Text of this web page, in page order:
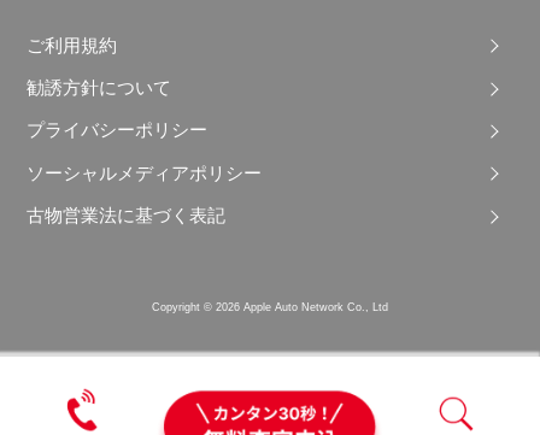
ご利用規約
勧誘方針について
プライバシーポリシー
ソーシャルメディアポリシー
古物営業法に基づく表記
Copyright © 2026 Apple Auto Network Co., Ltd